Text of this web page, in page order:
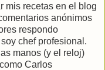
mis recetas en el blog
anónimos
respondo
chef profesional.
manos (y el reloj)
Carlos